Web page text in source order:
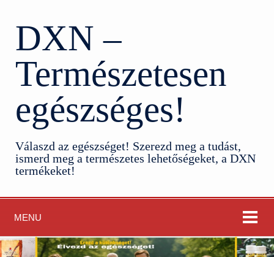
DXN –
Természetesen
egészséges!
Válaszd az egészséget! Szerezd meg a tudást,
ismerd meg a természetes lehetőségeket, a DXN
termékeket!
MENU